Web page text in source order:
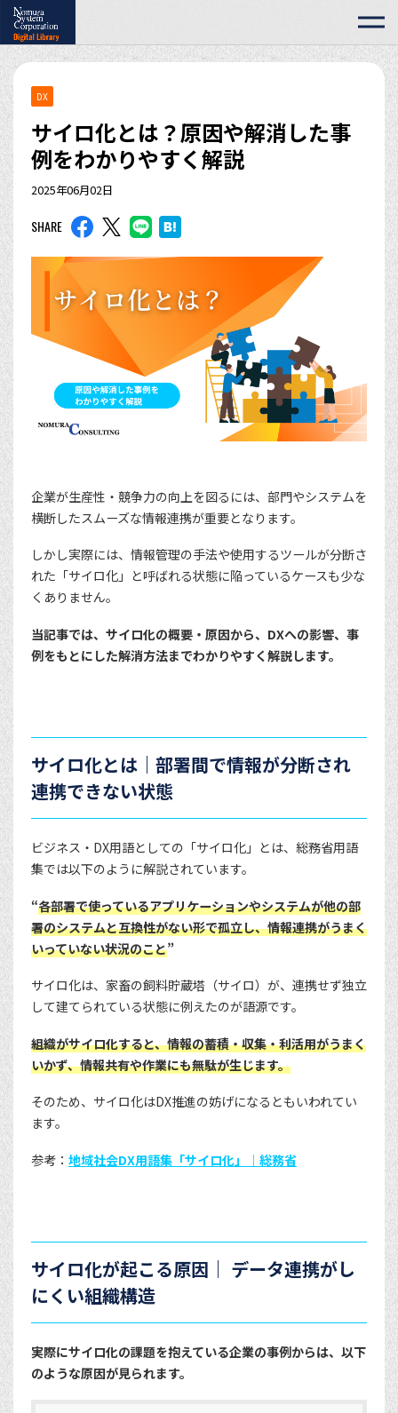
DX
サイロ化とは？原因や解消した事
例をわかりやすく解説
2025年06月02日
SHARE
企業が生産性・競争力の向上を図るには、部門やシステムを
横断したスムーズな情報連携が重要となります。
しかし実際には、情報管理の手法や使用するツールが分断さ
れた「サイロ化」と呼ばれる状態に陥っているケースも少な
くありません。
当記事では、サイロ化の概要・原因から、DXへの影響、事
例をもとにした解消方法までわかりやすく解説します。
サイロ化とは｜部署間で情報が分断され
連携できない状態
ビジネス・DX用語としての「サイロ化」とは、総務省用語
集では以下のように解説されています。
“各部署で使っているアプリケーションやシステムが他の部
署のシステムと互換性がない形で孤立し、情報連携がうまく
いっていない状況のこと”
サイロ化は、家畜の飼料貯蔵塔（サイロ）が、連携せず独立
して建てられている状態に例えたのが語源です。
組織がサイロ化すると、情報の蓄積・収集・利活用がうまく
いかず、情報共有や作業にも無駄が生じます。
そのため、サイロ化はDX推進の妨げになるともいわれてい
ます。
参考： 地域社会DX用語集「サイロ化」｜総務省
サイロ化が起こる原因｜ データ連携がし
にくい組織構造
実際にサイロ化の課題を抱えている企業の事例からは、以下
のような原因が見られます。